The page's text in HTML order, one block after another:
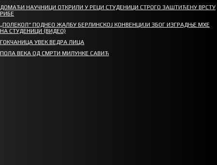
ДОМАЋИ НАУЧНИЦИ ОТКРИЛИ У РЕЦИ СТУДЕНИЦИ СТРОГО ЗАШТИЋЕНУ ВРСТУ
РИБЕ
„ПОЛЕКОЛ“ ПОДНЕО ЖАЛБУ БЕРЛИНСКОЈ КОНВЕНЦИЈИ ЗБОГ ИЗГРАДЊЕ МХЕ
НА СТУДЕНИЦИ (ВИДЕО)
ГОКЧАНИЦА УВЕК ВЕДРА ЛИЦА
ПОЛА ВЕКА ОД СМРТИ МИЛУНКЕ САВИЋ